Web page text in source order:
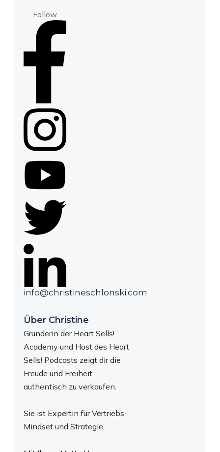
Follow
info@christineschlonski.com
Über Christine
Gründerin der Heart Sells!
Academy und Host des Heart
Sells! Podcasts zeigt dir die
Freude und Freiheit
authentisch zu verkaufen.
Sie ist Expertin für Vertriebs-
Mindset und Strategie.